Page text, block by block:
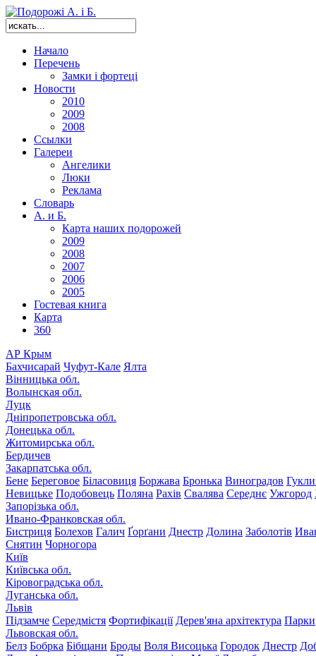
Начало
Перечень
Замки і фортеці
Новости
2010
2009
2008
Ссылки
Галереи
Ангелики
Люки
Реклама
Словарь
А. и Б.
Карта наших подорожей
2009
2008
2007
2006
2005
Гостевая книга
Карта
360
АР Крым
Бахчисарай Чуфут-Кале Ялта
Вінницька обл.
Волынская обл.
Луцк
Дніпропетровська обл.
Донецька обл.
Житомирська обл.
Бердичев
Закарпатська обл.
Бене Береговое Біласовиця Боржава Бронька Виноградов
Невицьке Подобовець Поляна Рахів Свалява Середнє Ужгород
Запорізька обл.
Ивано-Франковская обл.
Бистриця Болехов Галич Ґорґани Днестр Долина Заболотів
Снятин Чорногора
Київ
Київська обл.
Кіровоградська обл.
Луганська обл.
Львів
Підзамче Середмістя Фортифікації Дерев'яна архітектура Парки
Львовская обл.
Белз Бобрка Бібщани Броды Воля Висоцька Городок Днестр